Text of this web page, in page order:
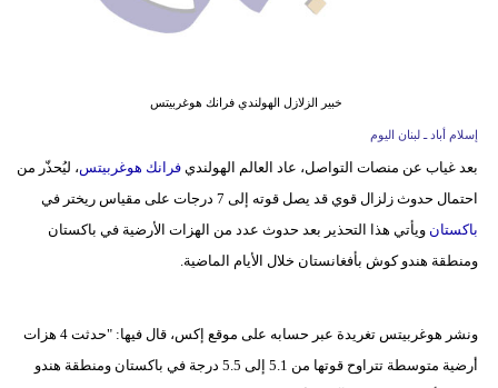
أزياء
علوم
مدوَّنات
خبير الزلازل الهولندي فرانك هوغربيتس
إسلام أباد ـ لبنان اليوم
بعد غياب عن منصات التواصل، عاد العالم الهولندي فرانك هوغربيتس، ليُحذّر من
احتمال حدوث زلزال قوي قد يصل قوته إلى 7 درجات على مقياس ريختر في
باكستانويأتي هذا التحذير بعد حدوث عدد من الهزات الأرضية في باكستان
ومنطقة هندو كوش بأفغانستان خلال الأيام الماضية.
ونشر هوغربيتس تغريدة عبر حسابه على موقع إكس، قال فيها: "حدثت 4 هزات
أرضية متوسطة تتراوح قوتها من 5.1 إلى 5.5 درجة في باكستان ومنطقة هندو